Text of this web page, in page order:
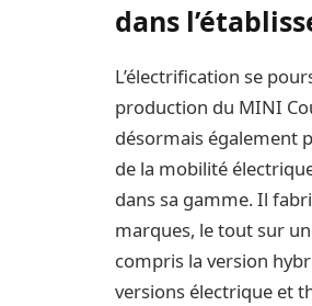
dans
L’électrification se
production du MINI
désormais également
de la mobilité
dans sa gamme. Il
marques, le tout sur
compris la version
versions électrique et